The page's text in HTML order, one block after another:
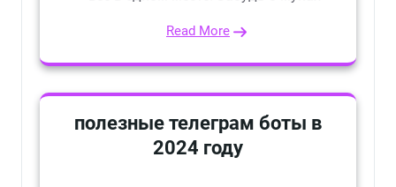
Read More
полезные телеграм боты в
2024 году